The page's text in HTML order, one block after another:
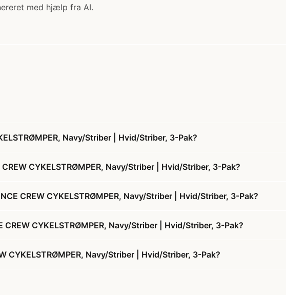
med hjælp fra AI.
Navy/Striber | Hvid/Striber, 3-Pak?
CYKELSTRØMPER, Navy/Striber | Hvid/Striber, 3-Pak?
CREW CYKELSTRØMPER, Navy/Striber | Hvid/Striber, 3-Pak?
CYKELSTRØMPER, Navy/Striber | Hvid/Striber, 3-Pak?
CYKELSTRØMPER, Navy/Striber | Hvid/Striber, 3-Pak?